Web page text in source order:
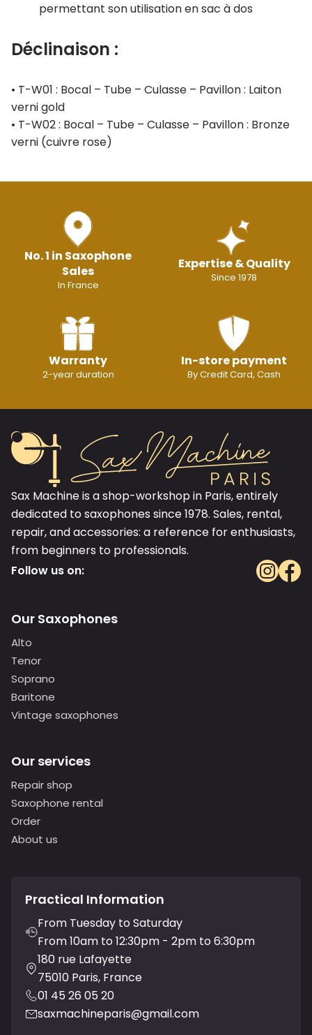
permettant son utilisation en sac à dos
Déclinaison :
• T-W01 : Bocal – Tube – Culasse – Pavillon : Laiton
verni gold
• T-W02 : Bocal – Tube – Culasse – Pavillon : Bronze
verni (cuivre rose)
No. 1 in Saxophone
Sales
In France
Expertise & Quality
Since 1978
Warranty
2-year duration
In-store payment
By Credit Card, Cash
Sax Machine is a shop-workshop in Paris, entirely
dedicated to saxophones since 1978. Sales, rental,
repair, and accessories: a reference for enthusiasts,
from beginners to professionals.
Follow us on:
Our Saxophones
Alto
Tenor
Soprano
Baritone
Vintage saxophones
Our services
Repair shop
Saxophone rental
Order
About us
Practical Information
From Tuesday to Saturday
From 10am to 12:30pm - 2pm to 6:30pm
180 rue Lafayette
75010 Paris, France
01 45 26 05 20
saxmachineparis@gmail.com